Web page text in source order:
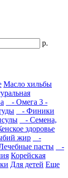
р.
Масло хильбы
- Омега 3 -
- Финики
- Семена,
здоровье
жир
-
пасты
-
Корейская
Для детей Еще